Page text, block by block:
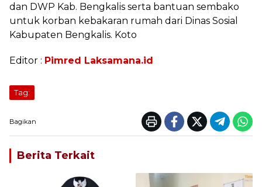
dan DWP Kab. Bengkalis serta bantuan sembako
untuk korban kebakaran rumah dari Dinas Sosial
Kabupaten Bengkalis. Koto
Editor : Pimred Laksamana.id
Tag:
Bagikan
Berita Terkait